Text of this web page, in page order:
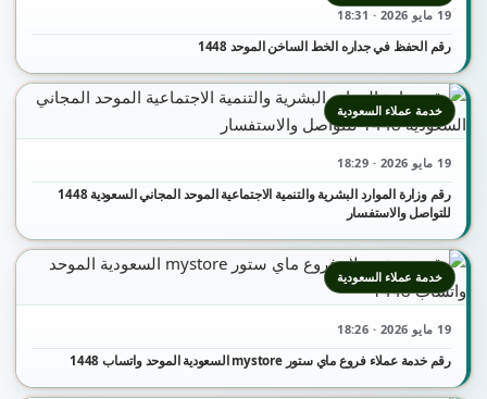
19 مايو 2026 · 18:31
رقم الحفظ في جداره الخط الساخن الموحد 1448
19 مايو 2026 · 18:29
رقم وزارة الموارد البشرية والتنمية الاجتماعية الموحد المجاني السعودية 1448
للتواصل والاستفسار
خدمة عملاء السعودية
19 مايو 2026 · 18:26
رقم خدمة عملاء فروع ماي ستور mystore السعودية الموحد واتساب 1448
خدمة عملاء السعودية